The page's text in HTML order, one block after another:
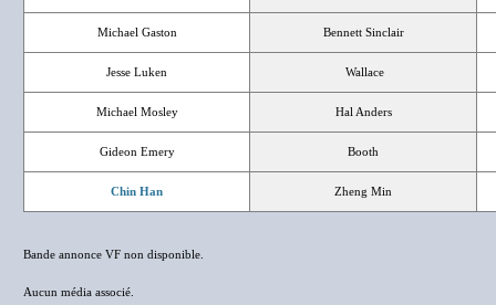
Michael Gaston Bennett Sinclair
Jesse Luken Wallace
Michael Mosley Hal Anders
Gideon Emery Booth
Chin Han Zheng Min
Bande annonce VF non disponible.
Aucun média associé.